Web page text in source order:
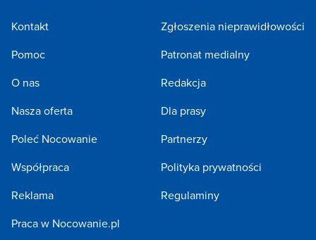
Kontakt
Pomoc
O nas
Nasza oferta
Poleć Nocowanie
Współpraca
Reklama
Praca w Nocowanie.pl
Zgłoszenia nieprawidłowości
Patronat medialny
Redakcja
Dla prasy
Partnerzy
Polityka prywatności
Regulaminy